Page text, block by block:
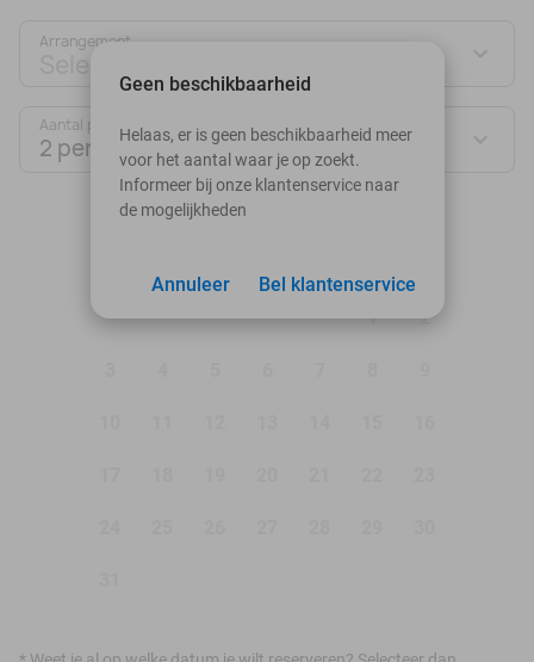
Arrangement
Selecteer jouw deal
Aantal personen:
2 personen
augustus 2026
1 2
Geen beschikbaarheid
Helaas, er is geen beschikbaarheid meer
voor het aantal waar je op zoekt.
Informeer bij onze klantenservice naar
de mogelijkheden
Bel klantenservice
Annuleer